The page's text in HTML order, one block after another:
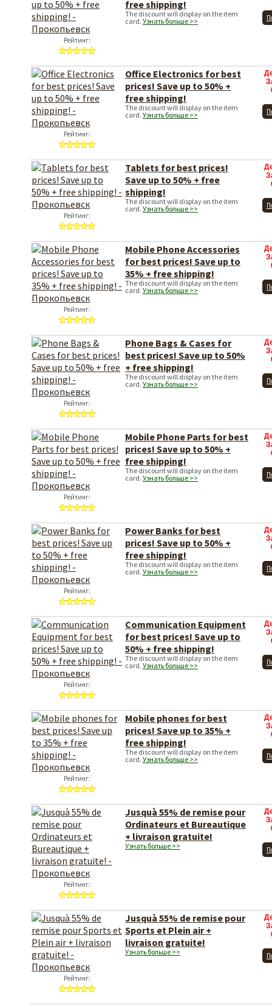
Рейтинг:
free shipping!
The discount will display on the item
card. Узнать больше >>
Рейтинг:
Office Electronics for best
prices! Save up to 50% +
free shipping!
The discount will display on the item
card. Узнать больше >>
Рейтинг:
Tablets for best prices!
Save up to 50% + free
shipping!
The discount will display on the item
card. Узнать больше >>
Рейтинг:
Mobile Phone Accessories
for best prices! Save up to
35% + free shipping!
The discount will display on the item
card. Узнать больше >>
Рейтинг:
Phone Bags & Cases for
best prices! Save up to 50%
+ free shipping!
The discount will display on the item
card. Узнать больше >>
Рейтинг:
Mobile Phone Parts for best
prices! Save up to 50% +
free shipping!
The discount will display on the item
card. Узнать больше >>
Рейтинг:
Power Banks for best
prices! Save up to 50% +
free shipping!
The discount will display on the item
card. Узнать больше >>
Рейтинг:
Communication Equipment
for best prices! Save up to
50% + free shipping!
The discount will display on the item
card. Узнать больше >>
Рейтинг:
Mobile phones for best
prices! Save up to 35% +
free shipping!
The discount will display on the item
card. Узнать больше >>
Рейтинг:
Jusquà 55% de remise pour
Ordinateurs et Bureautique
+ livraison gratuite!
Узнать больше >>
Рейтинг:
Jusquà 55% de remise pour
Sports et Plein air +
livraison gratuite!
Узнать больше >>